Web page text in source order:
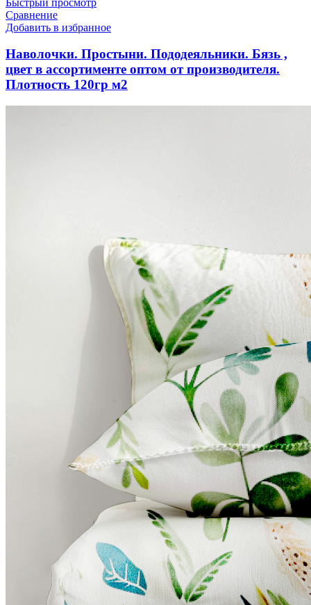
Сравнение
Добавить в избранное
Наволочки. Простыни. Пододеяльники. Бязь ,
цвет в ассортименте оптом от производителя.
Плотность 120гр м2